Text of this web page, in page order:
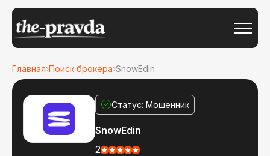
Главная›Поиск брокера›SnowEdin
Статус: Мошенник
SnowEdin
2